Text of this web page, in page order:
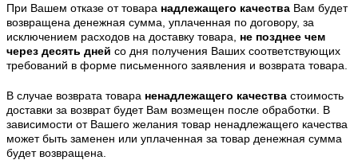
При Вашем отказе от товара надлежащего качества Вам будет
возвращена денежная сумма, уплаченная по договору, за
исключением расходов на доставку товара, не позднее чем
через десять дней со дня получения Ваших соответствующих
требований в форме письменного заявления и возврата товара.
В случае возврата товара ненадлежащего качества стоимость
доставки за возврат будет Вам возмещен после обработки. В
зависимости от Вашего желания товар ненадлежащего качества
может быть заменен или уплаченная за товар денежная сумма
будет возвращена.